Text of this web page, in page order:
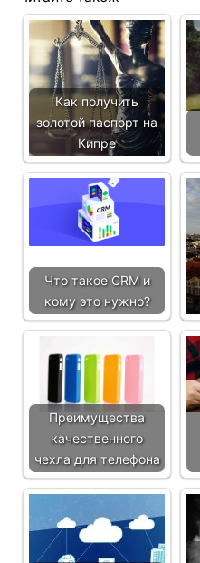
Как получить
золотой паспорт на
Кипре
Что такое CRM и
кому это нужно?
Преимущества
качественного
чехла для телефона